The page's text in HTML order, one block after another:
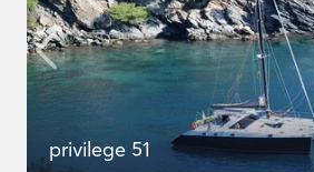
privilege 51